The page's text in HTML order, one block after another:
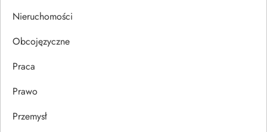
u
Nieruchomości
Obcojęzyczne
Praca
Prawo
Przemysł